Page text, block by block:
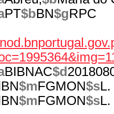
PT$bBN$gRPC
BIBNAC$d
BN$mFGMON$sL.
BN$mFGMON$sL.